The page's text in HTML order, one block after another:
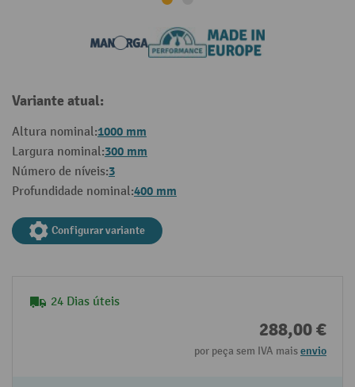
Variante atual:
Altura nominal:1000 mm
Largura nominal:300 mm
Número de níveis:3
Profundidade nominal:400 mm
Configurar variante
24 Dias úteis
288,00 €
por peça sem IVA maisenvio